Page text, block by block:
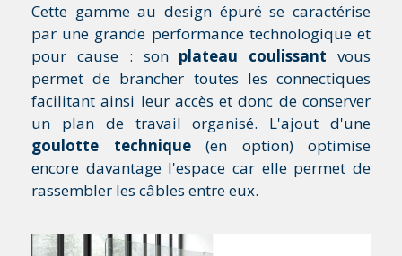
Cette gamme au design épuré se caractérise
par une grande performance technologique et
pour cause : son plateau coulissant vous
permet de brancher toutes les connectiques
facilitant ainsi leur accès et donc de conserver
un plan de travail organisé. L'ajout d'une
goulotte technique(en option) optimise
encore davantage l'espace car elle permet de
rassembler les câbles entre eux.